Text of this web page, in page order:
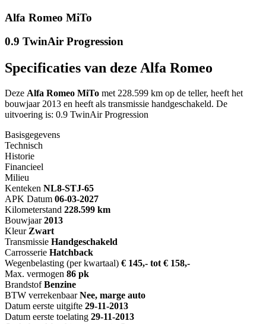
Alfa Romeo MiTo
0.9 TwinAir Progression
Specificaties van deze Alfa Romeo
Deze Alfa Romeo MiTo met 228.599 km op de teller, heeft het
bouwjaar 2013 en heeft als transmissie handgeschakeld. De
uitvoering is: 0.9 TwinAir Progression
Basisgegevens
Technisch
Historie
Financieel
Milieu
Kenteken NL8-STJ-65
APK Datum 06-03-2027
Kilometerstand 228.599 km
Bouwjaar 2013
Kleur Zwart
Transmissie Handgeschakeld
Carrosserie Hatchback
Wegenbelasting (per kwartaal) € 145,- tot € 158,-
Max. vermogen 86 pk
Brandstof Benzine
BTW verrekenbaar Nee, marge auto
Datum eerste uitgifte 29-11-2013
Datum eerste toelating 29-11-2013